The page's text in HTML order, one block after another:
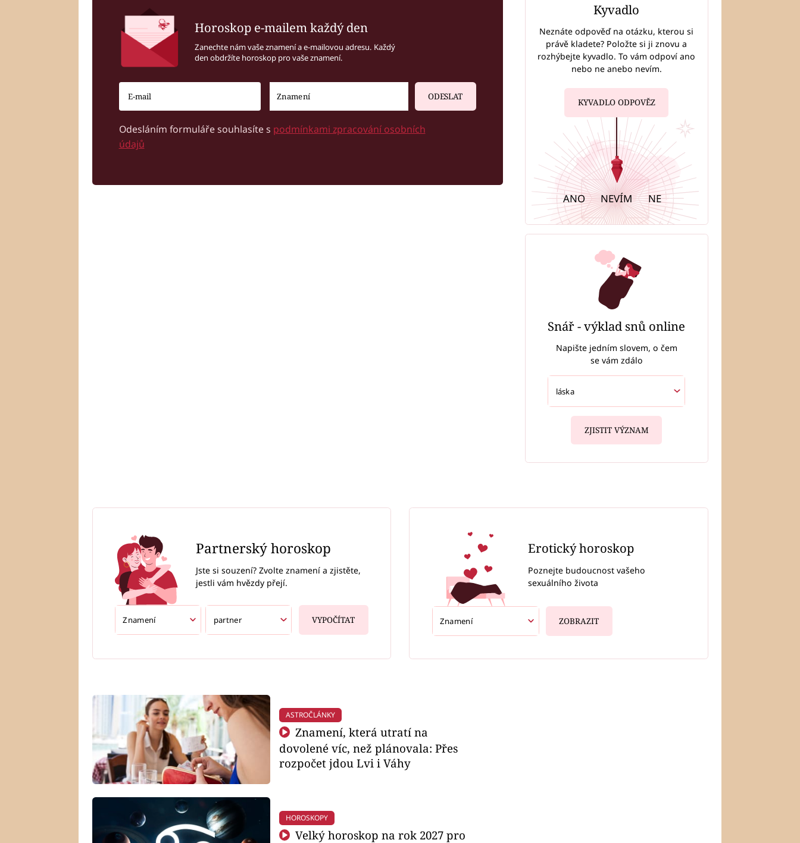
Horoskop e-mailem každý den
Zanechte nám vaše znamení a e-mailovou adresu. Každý
den obdržíte horoskop pro vaše znamení.
ODESLAT
Odesláním formuláře souhlasíte s podmínkami zpracování osobních
údajů
Kyvadlo
Neznáte odpověď na otázku, kterou si
právě kladete? Položte si ji znovu a
rozhýbejte kyvadlo. To vám odpoví ano
nebo ne anebo nevím.
KYVADLO ODPOVĚZ
ANO NEVÍM NE
Snář - výklad snů online
Napište jedním slovem, o čem
se vám zdálo
ZJISTIT VÝZNAM
Partnerský horoskop
Jste si souzení? Zvolte znamení a zjistěte,
jestli vám hvězdy přejí.
VYPOČÍTAT
Erotický horoskop
Poznejte budoucnost vašeho
sexuálního života
ZOBRAZIT
ASTROČLÁNKY
Znamení, která utratí na
dovolené víc, než plánovala: Přes
rozpočet jdou Lvi i Váhy
HOROSKOPY
Velký horoskop na rok 2027 pro